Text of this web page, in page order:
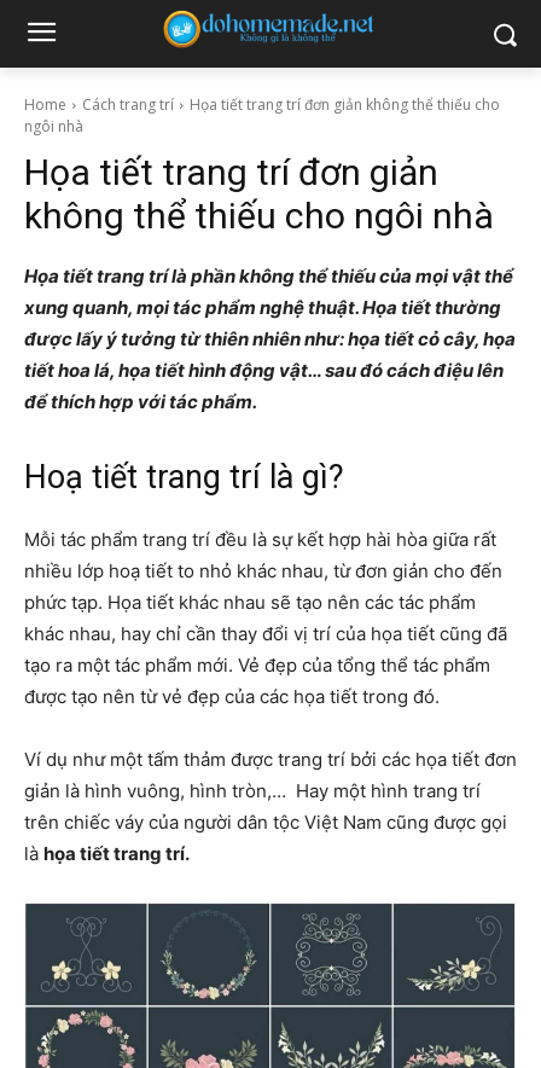
Home Cách trang trí
Họa tiết trang trí đơn giản không thể thiếu cho
ngôi nhà
Họa tiết trang trí đơn giản
không thể thiếu cho ngôi nhà
Họa tiết trang trí là phần không thể thiếu của mọi vật thể
xung quanh, mọi tác phẩm nghệ thuật. Họa tiết thường
được lấy ý tưởng từ thiên nhiên như: họa tiết cỏ cây, họa
tiết hoa lá, họa tiết hình động vật… sau đó cách điệu lên
để thích hợp với tác phẩm.
Hoạ tiết trang trí là gì?
Mỗi tác phẩm trang trí đều là sự kết hợp hài hòa giữa rất
nhiều lớp hoạ tiết to nhỏ khác nhau, từ đơn giản cho đến
phức tạp. Họa tiết khác nhau sẽ tạo nên các tác phẩm
khác nhau, hay chỉ cần thay đổi vị trí của họa tiết cũng đã
tạo ra một tác phẩm mới. Vẻ đẹp của tổng thể tác phẩm
được tạo nên từ vẻ đẹp của các họa tiết trong đó.
Ví dụ như một tấm thảm được trang trí bởi các họa tiết đơn
giản là hình vuông, hình tròn,… Hay một hình trang trí
trên chiếc váy của người dân tộc Việt Nam cũng được gọi
là họa tiết trang trí.